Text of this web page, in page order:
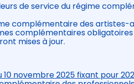
de service du régime
complémentaire des artistes-
complémentaires
mises à jour.
10 novembre 2025 fixant pour